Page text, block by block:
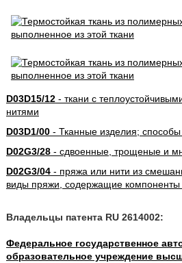
D03D15/12- ткани с
нитями
D03D1/00- Тканные изделия; способы
D02G3/28- сдвоенные, трощеные и
D02G3/04- пряжа или нити из
виды пряжи, содержащие компоненты
Владельцы патента RU 2614002:
Федеральное государственное
образовательное учреждение